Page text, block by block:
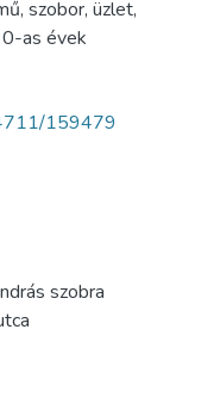
, szobor, üzlet,
as évek
159479
szobra